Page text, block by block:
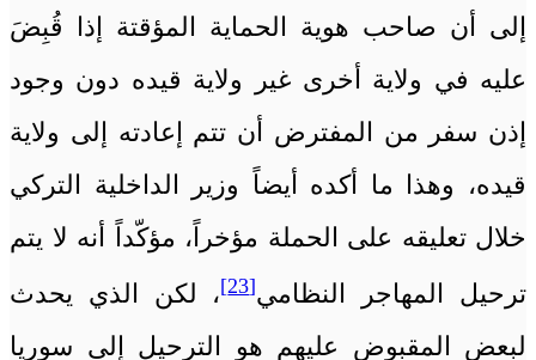
إلى أن صاحب هوية الحماية المؤقتة إذا قُبِضَ
عليه في ولاية أخرى غير ولاية قيده دون وجود
إذن سفر من المفترض أن تتم إعادته إلى ولاية
قيده، وهذا ما أكده أيضاً وزير الداخلية التركي
خلال تعليقه على الحملة مؤخراً، مؤكّداً أنه لا يتم
ترحيل المهاجر النظامي[23]
، لكن الذي يحدث
لبعض المقبوض عليهم هو الترحيل إلى سوريا